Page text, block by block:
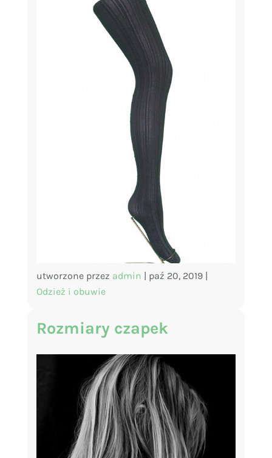
utworzone przez admin | paź 20, 2019|
Odzież i obuwie
Rozmiary czapek